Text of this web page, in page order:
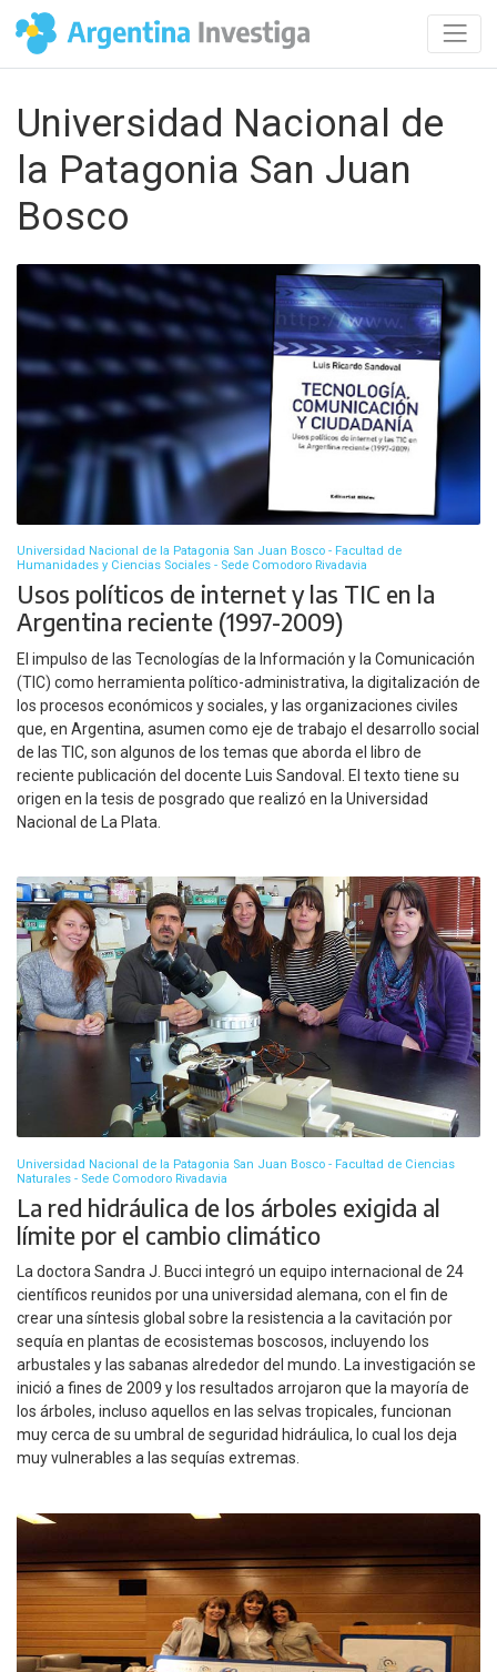
Universidad Nacional de
la Patagonia San Juan
Bosco
Universidad Nacional de la Patagonia San Juan Bosco - Facultad de
Humanidades y Ciencias Sociales - Sede Comodoro Rivadavia
Usos políticos de internet y las TIC en la
Argentina reciente (1997-2009)
El impulso de las Tecnologías de la Información y la Comunicación
(TIC) como herramienta político-administrativa, la digitalización de
los procesos económicos y sociales, y las organizaciones civiles
que, en Argentina, asumen como eje de trabajo el desarrollo social
de las TIC, son algunos de los temas que aborda el libro de
reciente publicación del docente Luis Sandoval. El texto tiene su
origen en la tesis de posgrado que realizó en la Universidad
Nacional de La Plata.
Universidad Nacional de la Patagonia San Juan Bosco - Facultad de Ciencias
Naturales - Sede Comodoro Rivadavia
La red hidráulica de los árboles exigida al
límite por el cambio climático
La doctora Sandra J. Bucci integró un equipo internacional de 24
científicos reunidos por una universidad alemana, con el fin de
crear una síntesis global sobre la resistencia a la cavitación por
sequía en plantas de ecosistemas boscosos, incluyendo los
arbustales y las sabanas alrededor del mundo. La investigación se
inició a fines de 2009 y los resultados arrojaron que la mayoría de
los árboles, incluso aquellos en las selvas tropicales, funcionan
muy cerca de su umbral de seguridad hidráulica, lo cual los deja
muy vulnerables a las sequías extremas.